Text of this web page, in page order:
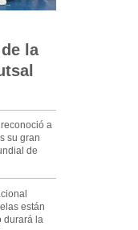
la
a
su gran
de
están
durará la